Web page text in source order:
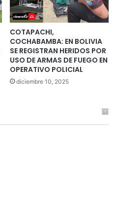
COTAPACHI,
COCHABAMBA: EN BOLIVIA
SE REGISTRAN HERIDOS POR
USO DE ARMAS DE FUEGO EN
OPERATIVO POLICIAL
diciembre 10, 2025